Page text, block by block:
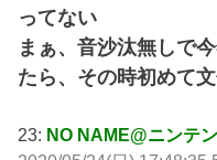
ってない
まぁ、音沙汰無しで
たら、その時初めて
23: NO NAME@ニンテ